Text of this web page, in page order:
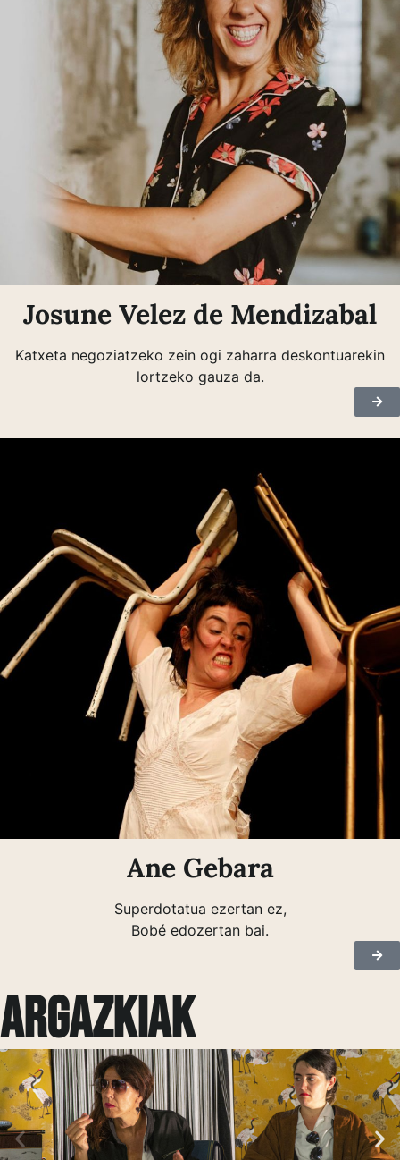
Josune Velez de Mendizabal
Katxeta negoziatzeko zein ogi zaharra deskontuarekin
lortzeko gauza da.
Ane Gebara
Superdotatua ezertan ez,
Bobé edozertan bai.
Argazkiak